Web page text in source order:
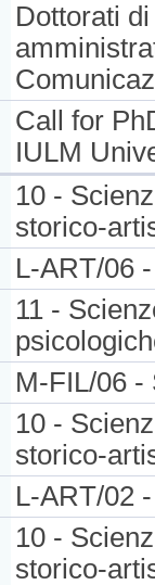
Dottorati
Call for
IULM
10 -
storico-
L-ART/06
11 -
M-FIL/06 -
10 -
storico-
L-ART/02
10 -
storico-